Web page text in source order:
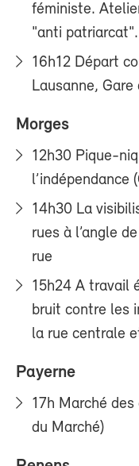
féministe.
"anti
16h12 Départ
Lausanne, Gare
Morges
12h30 Pique-
l’indépendance
14h30 La
rues à l’angle
rue
15h24 A travail
bruit contre les
la rue centrale
Payerne
17h Marché
du Marché)